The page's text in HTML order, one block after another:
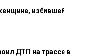
избившей
ДТП на трассе в